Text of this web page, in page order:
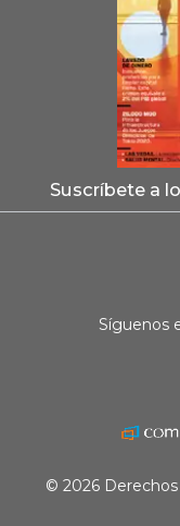
Suscríbete a
Síguenos
© 2026 Derechos